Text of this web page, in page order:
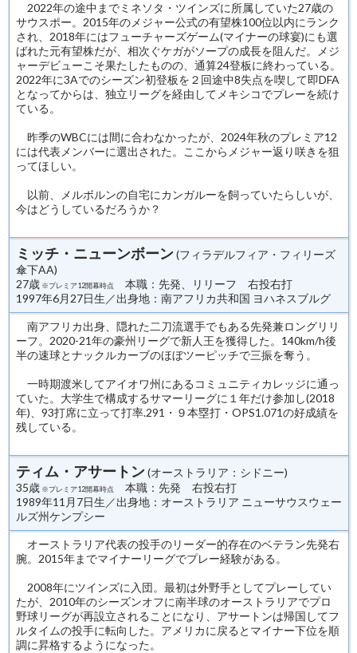
2022年の途中までミネソタ・ツインズに所属していた27歳の
サウスポー。2015年のメジャー公式の有望株100位以内にランク
され、2018年にはフューチャーズゲーム(マイナーの球宴)にも選
ばれた元有望株だが、相次ぐケガがソープの成長を阻んだ。メジ
ャーデビューこそ果たしたものの、通算24登板に終わっている。
2022年に3Aでのシーズン初登板を２回途中8失点を喫して即DFA
となってからは、独立リーグを経由してメキシコでプレーを続け
ている。
昨季のWBCには間に合わなかったが、2024年秋のプレミア12
には代表メンバーに選出された。ここからメジャー返り咲きを狙
ってほしい。
以前、メルボルンの自宅にカンガルーを飼っていたらしいが、
今はどうしているだろうか？
ミッチ・ニューンボーン(フィラデルフィア・フィリーズ
傘下AA)
27歳 ※プレミア12開幕時点
本職：先発、リリーフ 右投右打
1997年6月27日生／出身地：南アフリカ共和国 ヨハネスブルグ
南アフリカ出身、隠れた二刀流選手でもある先発兼ロングリリ
ーフ。2020-21年の豪州リーグで新人王を獲得した。140km/h後
半の速球とナックルカーブのほぼツーピッチで三振を奪う。
一時期渡米してアイオワ州にあるコミュニティカレッジに通っ
ていた。大学生で構成するサマーリーグに１年だけ参加し(2018
年)、93打席に立って打率.291・９本塁打・OPS1.071の好成績を
残している。
ティム・アサートン(オーストラリア：シドニー)
35歳 ※プレミア12開幕時点
本職：先発 右投右打
1989年11月7日生／出身地：オーストラリア ニューサウスウェー
ルズ州ケンプシー
オーストラリア代表の投手のリーダー的存在のベテラン先発右
腕。2015年までマイナーリーグでプレー経験がある。
2008年にツインズに入団。最初は外野手としてプレーしてい
たが、2010年のシーズンオフに南半球のオーストラリアでプロ
野球リーグが再設立されることになり、アサートンは帰国してフ
ルタイムの投手に転向した。アメリカに戻るとマイナー下位を順
調に昇格するようになった。